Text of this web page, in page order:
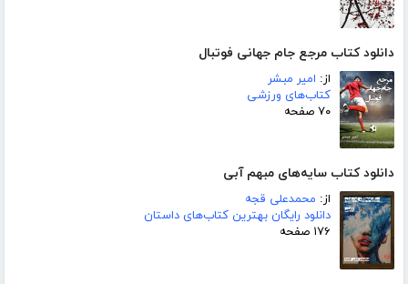
دانلود کتاب مرجع جام جهانی فوتبال
از: امیر مبشر
کتاب‌های ورزشی
۷۰ صفحه
دانلود کتاب سایه‌های مبهم آبی
از: محمدعلی قجه
دانلود رایگان بهترین کتاب‌های داستان
۱۷۶ صفحه